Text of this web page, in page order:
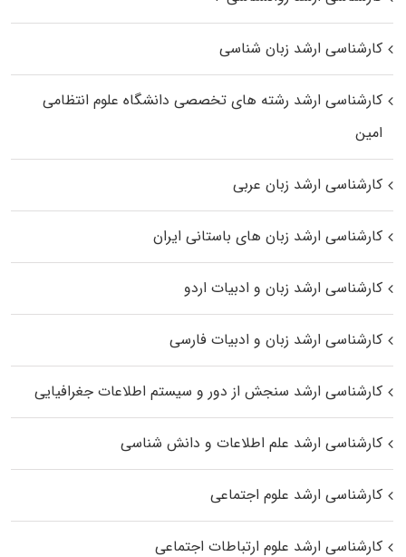
کارشناسی ارشد زبان شناسی
کارشناسی ارشد رﺷﺘﻪ ﻫﺎی تخصصی داﻧﺸﮕﺎه ﻋﻠﻮم انتظامی
اﻣﻴﻦ
کارشناسی ارشد زبان عربی
کارشناسی ارشد زبان‌ های باستانی ایران
کارشناسی ارشد زبان و ادبیات اردو
کارشناسی ارشد زبان و ادبیات فارسی
کارشناسی ارشد سنجش از دور و سیستم اطلاعات جغرافیایی
کارشناسی ارشد علم اطلاعات و دانش شناسی
کارشناسی ارشد علوم اجتماعی
کارشناسی ارشد علوم ارتباطات اجتماعی